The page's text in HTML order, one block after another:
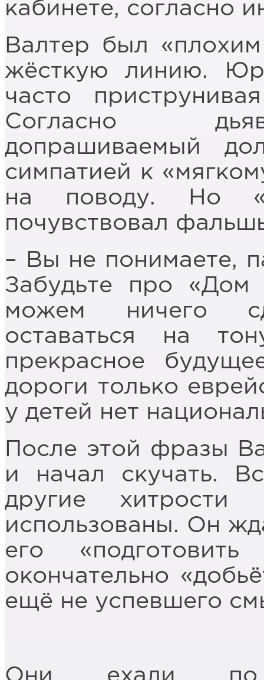
кабинете, согласно
Валтер был
жёсткую линию.
часто
Согласно
допрашиваемый
симпатией к
на поводу. Но
почувствовал
– Вы не понимаете,
Забудьте про
можем ничего
оставаться на
прекрасное
дороги только
у детей нет
После этой фразы
и начал скучать.
другие
использованы. Он
его
окончательно
ещё не успевшего
Они ехали по